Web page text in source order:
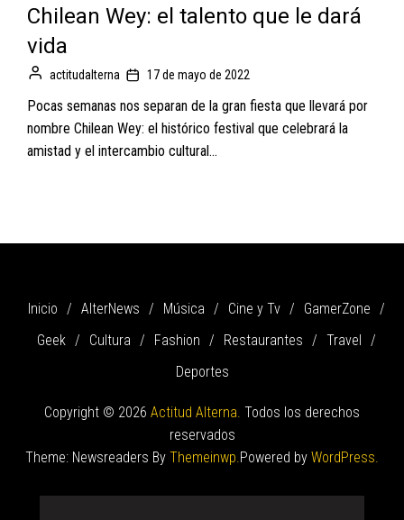
Chilean Wey: el talento que le dará
vida
actitudalterna 17 de mayo de 2022
Pocas semanas nos separan de la gran fiesta que llevará por
nombre Chilean Wey: el histórico festival que celebrará la
amistad y el intercambio cultural...
Inicio AlterNews Música Cine y Tv
GamerZone
Geek
Cultura Fashion Restaurantes
Travel
Deportes
Copyright © 2026 Actitud Alterna. Todos los derechos
reservados
Theme: Newsreaders By Themeinwp.Powered by WordPress.